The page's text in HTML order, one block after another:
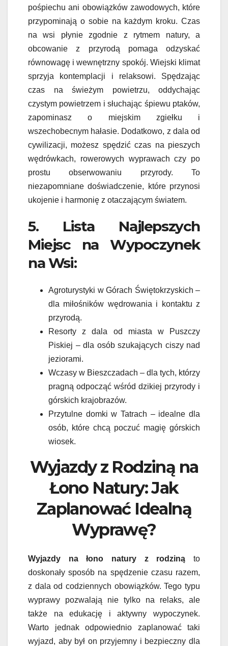
pośpiechu ani obowiązków zawodowych, które
przypominają o sobie na każdym kroku. Czas
na wsi płynie zgodnie z rytmem natury, a
obcowanie z przyrodą pomaga odzyskać
równowagę i wewnętrzny spokój. Wiejski klimat
sprzyja kontemplacji i relaksowi. Spędzając
czas na świeżym powietrzu, oddychając
czystym powietrzem i słuchając śpiewu ptaków,
zapominasz o miejskim zgiełku i
wszechobecnym hałasie. Dodatkowo, z dala od
cywilizacji, możesz spędzić czas na pieszych
wędrówkach, rowerowych wyprawach czy po
prostu obserwowaniu przyrody. To
niezapomniane doświadczenie, które przynosi
ukojenie i harmonię z otaczającym światem.
5. Lista Najlepszych
Miejsc na Wypoczynek
na Wsi:
Agroturystyki w Górach Świętokrzyskich –
dla miłośników wędrowania i kontaktu z
przyrodą.
Resorty z dala od miasta w Puszczy
Piskiej – dla osób szukających ciszy nad
jeziorami.
Wczasy w Bieszczadach – dla tych, którzy
pragną odpocząć wśród dzikiej przyrody i
górskich krajobrazów.
Przytulne domki w Tatrach – idealne dla
osób, które chcą poczuć magię górskich
wiosek.
Wyjazdy z Rodziną na
Łono Natury: Jak
Zaplanować Idealną
Wyprawę?
Wyjazdy na łono natury z rodziną to
doskonały sposób na spędzenie czasu razem,
z dala od codziennych obowiązków. Tego typu
wyprawy pozwalają nie tylko na relaks, ale
także na edukację i aktywny wypoczynek.
Warto jednak odpowiednio zaplanować taki
wyjazd, aby był on przyjemny i bezpieczny dla